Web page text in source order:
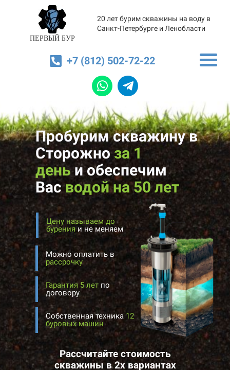
ПЕРВЫЙ БУР
20 лет бурим скважины на воду в
Санкт-Петербурге и Ленобласти
+7 (812) 502-72-22
Пробурим скважину в
Сторожноза 1
деньиобеспечим
Васводой на 50 лет
Цену называем до
буренияи не меняем
Собственная техника 12
буровых машин
Можно оплатить в
рассрочку
Рассчитайте стоимость
скважины в 2х вариантах
Гарантия 5 лет по
договору